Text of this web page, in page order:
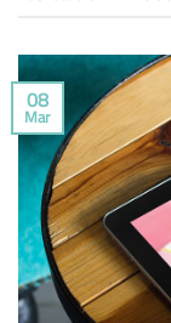
08
Mar